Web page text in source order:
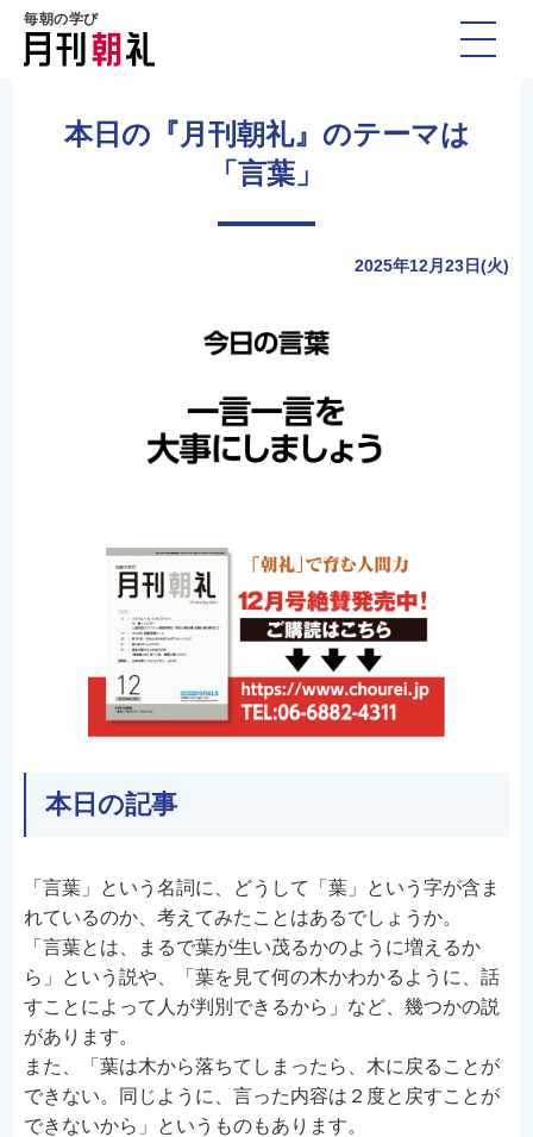
毎朝の学び
本日の『月刊朝礼』のテーマは
「言葉」
2025年12月23日(火)
本日の記事
「言葉」という名詞に、どうして「葉」という字が含ま
れているのか、考えてみたことはあるでしょうか。
「言葉とは、まるで葉が生い茂るかのように増えるか
ら」という説や、「葉を見て何の木かわかるように、話
すことによって人が判別できるから」など、幾つかの説
があります。
また、「葉は木から落ちてしまったら、木に戻ることが
できない。同じように、言った内容は２度と戻すことが
できないから」というものもあります。